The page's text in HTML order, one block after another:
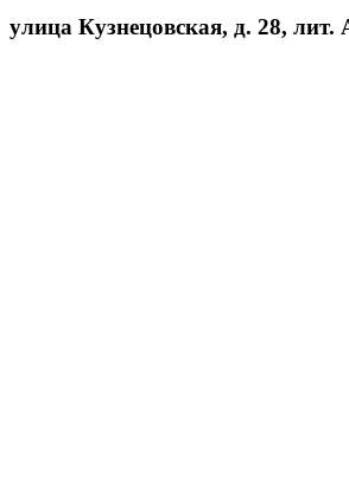
улица Кузнецовская, д. 28, лит.